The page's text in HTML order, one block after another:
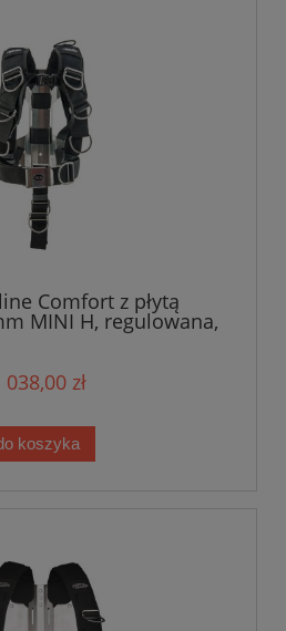
Comfort z płytą
MINI H, regulowana,
- waga 1,89 kg
038,00 zł
koszyka